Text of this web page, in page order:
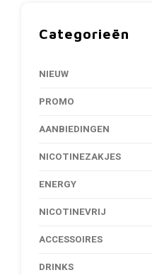
Categorieën
NIEUW
PROMO
AANBIEDINGEN
NICOTINEZAKJES
ENERGY
NICOTINEVRIJ
ACCESSOIRES
DRINKS